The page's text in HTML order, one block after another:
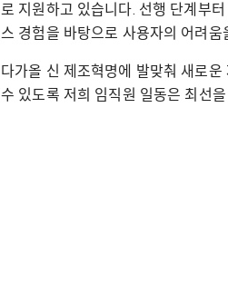
로 지원하고 있습니다. 선행 단계부
스 경험을 바탕으로 사용자의 어려움
다가올 신 제조혁명에 발맞춰 새로
수 있도록 저희 임직원 일동은 최선